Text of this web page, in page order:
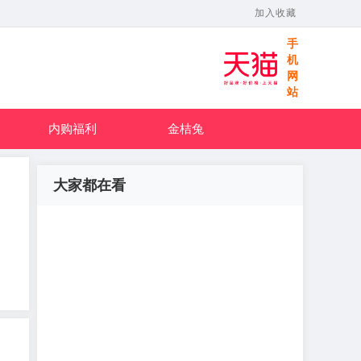
加入收藏
手
机
网
站
内购福利 金桔兔
大家都在看